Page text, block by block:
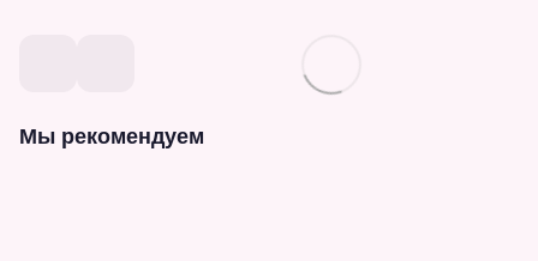
Мы рекомендуем